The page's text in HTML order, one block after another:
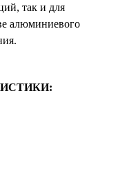
так и для
алюминиевого